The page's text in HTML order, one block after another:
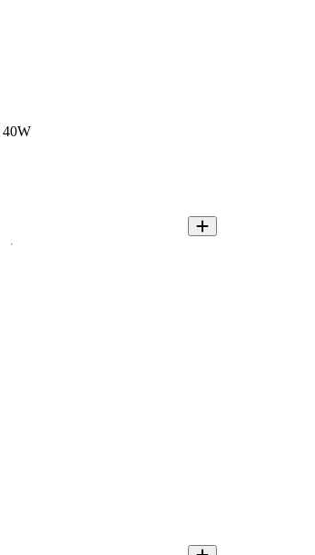
40W